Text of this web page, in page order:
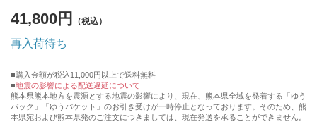
41,800円
再入荷待ち
購入金額が税込11,000円以上で送料無料
地震の影響による配送遅延について
熊本県熊本地方を震源とする地震の影響により、現在、熊本県全域を発着する「ゆう
パック」「ゆうパケット」のお引き受けが一時停止となっております。そのため、熊
本県宛および熊本県発のご注文につきましては、現在発送を承ることができません。